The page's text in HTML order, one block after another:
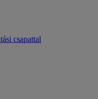
csapattal